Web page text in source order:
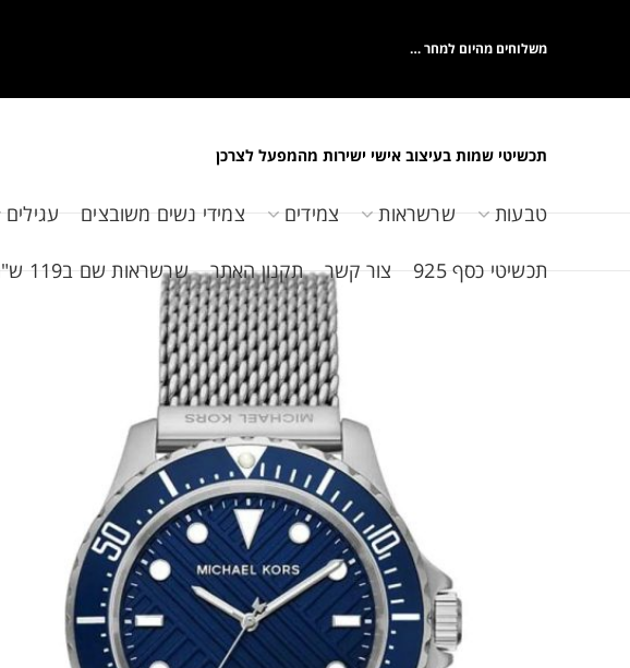
משלוחים מהיום למחר …
תכשיטי שמות בעיצוב אישי ישירות מהמפעל לצרכן
טבעות שרשראות צמידים צמידי נשים משובצים עגילים
תכשיטי כסף 925 צור קשר תקנון האתר שרשראות שם ב119 ש"ח